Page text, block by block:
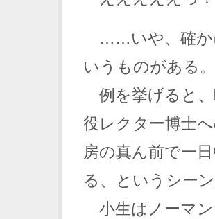
……いや、確か
いうものがある。
例を挙げると、
役レクター博士
房の真ん前で一
る、というシーン
小生はノーマ